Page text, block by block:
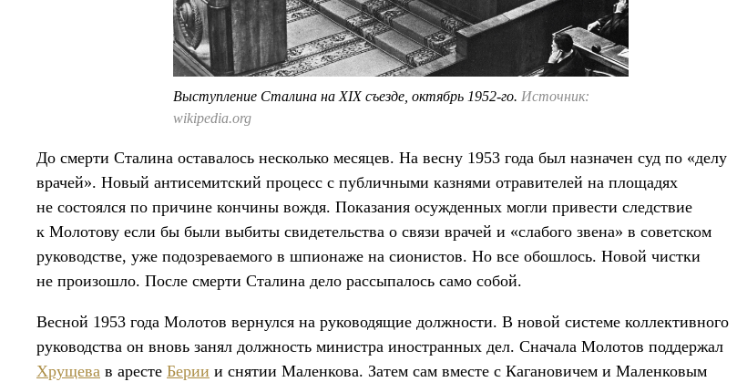
Выступление Сталина на XIX съезде, октябрь 1952-го. Источник:
wikipedia.org
До смерти Сталина оставалось несколько месяцев. На весну 1953 года был назначен суд по «делу
врачей». Новый антисемитский процесс с публичными казнями отравителей на площадях
не состоялся по причине кончины вождя. Показания осужденных могли привести следствие
к Молотову если бы были выбиты свидетельства о связи врачей и «слабого звена» в советском
руководстве, уже подозреваемого в шпионаже на сионистов. Но все обошлось. Новой чистки
не произошло. После смерти Сталина дело рассыпалось само собой.
Весной 1953 года Молотов вернулся на руководящие должности. В новой системе коллективного
руководства он вновь занял должность министра иностранных дел. Сначала Молотов поддержал
Хрущева в аресте Берии и снятии Маленкова. Затем сам вместе с Кагановичем и Маленковым